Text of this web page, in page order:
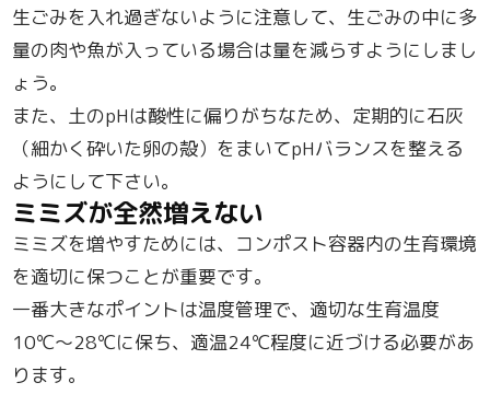
生ごみを入れ過ぎないように注意して、生ごみの中に多
量の肉や魚が入っている場合は量を減らすようにしまし
ょう。
また、土のpHは酸性に偏りがちなため、定期的に石灰
（細かく砕いた卵の殻）をまいてpHバランスを整える
ようにして下さい。
ミミズが全然増えない
ミミズを増やすためには、コンポスト容器内の生育環境
を適切に保つことが重要です。
一番大きなポイントは温度管理で、適切な生育温度
10℃～28℃に保ち、適温24℃程度に近づける必要があ
ります。